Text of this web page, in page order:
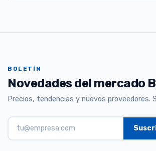
BOLETÍN
Novedades del mercado
Precios, tendencias y nuevos proveedores.